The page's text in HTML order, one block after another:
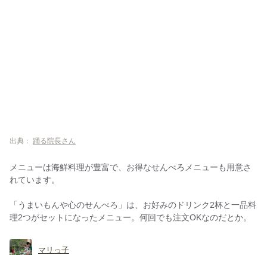
出典： 踊る院長さん
メニューは海鮮料理が豊富で、お得なせんべろメニューも用意さ
れています。
「うまいもんや心のせんべろ」は、お好みのドリンク2杯と一品料
理2つがセットになったメニュー。何回でも注文OKなのだとか。
マリっ子